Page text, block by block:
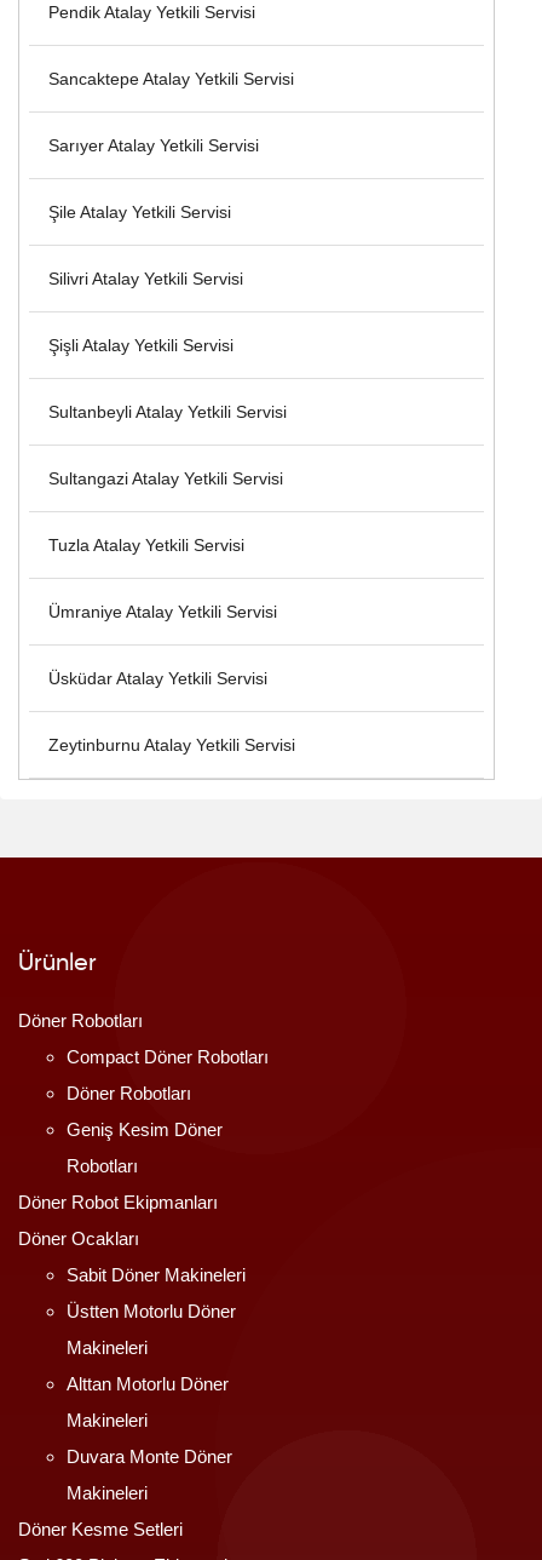
Pendik Atalay Yetkili Servisi
Sancaktepe Atalay Yetkili Servisi
Sarıyer Atalay Yetkili Servisi
Şile Atalay Yetkili Servisi
Silivri Atalay Yetkili Servisi
Şişli Atalay Yetkili Servisi
Sultanbeyli Atalay Yetkili Servisi
Sultangazi Atalay Yetkili Servisi
Tuzla Atalay Yetkili Servisi
Ümraniye Atalay Yetkili Servisi
Üsküdar Atalay Yetkili Servisi
Zeytinburnu Atalay Yetkili Servisi
Ürünler
Döner Robotları
Compact Döner Robotları
Döner Robotları
Geniş Kesim Döner
Robotları
Döner Robot Ekipmanları
Döner Ocakları
Sabit Döner Makineleri
Üstten Motorlu Döner
Makineleri
Alttan Motorlu Döner
Makineleri
Duvara Monte Döner
Makineleri
Döner Kesme Setleri